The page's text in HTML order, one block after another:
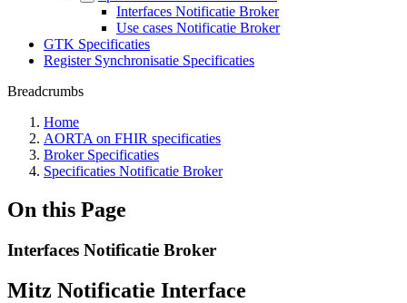
Interfaces Notificatie Broker
Use cases Notificatie Broker
GTK Specificaties
Register Synchronisatie Specificaties
Breadcrumbs
Home
AORTA on FHIR specificaties
Broker Specificaties
Specificaties Notificatie Broker
On this Page
Interfaces Notificatie Broker
Mitz Notificatie Interface